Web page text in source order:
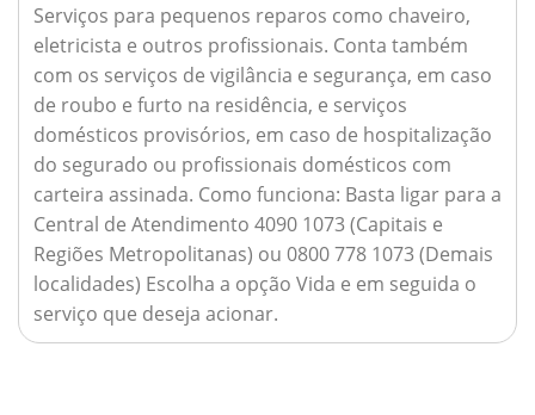
Serviços para pequenos reparos como chaveiro,
eletricista e outros profissionais. Conta também
com os serviços de vigilância e segurança, em caso
de roubo e furto na residência, e serviços
domésticos provisórios, em caso de hospitalização
do segurado ou profissionais domésticos com
carteira assinada. Como funciona: Basta ligar para a
Central de Atendimento 4090 1073 (Capitais e
Regiões Metropolitanas) ou 0800 778 1073 (Demais
localidades) Escolha a opção Vida e em seguida o
serviço que deseja acionar.